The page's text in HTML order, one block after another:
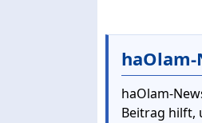
haOlam-
Beitrag hilft,